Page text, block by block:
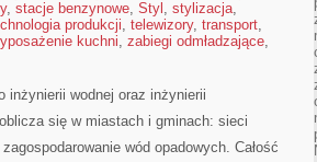
, stacje benzynowe, Styl , stylizacja,
produkcji, telewizory, transport,
kuchni, zabiegi odmładzające,
inżynierii wodnej oraz inżynierii
się w miastach i gminach: sieci
wód opadowych. Całość